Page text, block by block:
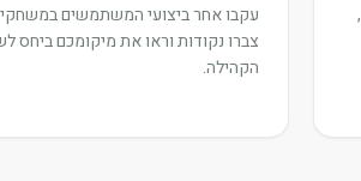
עקבו אחר ביצועי המשתמשים במשחקי
צברו נקודות וראו את מיקומכם ביחס
הקהילה.